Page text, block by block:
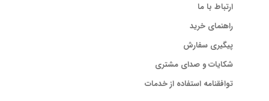
ارتباط با ما
راهنمای خرید
پیگیری سفارش
شکایات و صدای مشتری
توافقنامه استفاده از خدمات